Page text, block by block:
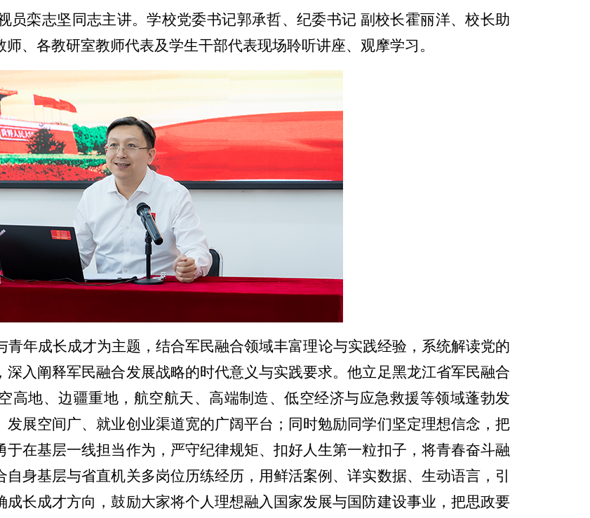
员栾志坚同志主讲。学校党委书记郭承哲、纪委书记 副校长霍丽洋、校长助
、各教研室教师代表及学生干部代表现场聆听讲座、观摩学习。
年成长成才为主题，结合军民融合领域丰富理论与实践经验，系统解读党的
入阐释军民融合发展战略的时代意义与实践要求。他立足黑龙江省军民融合
高地、边疆重地，航空航天、高端制造、低空经济与应急救援等领域蓬勃发
展空间广、就业创业渠道宽的广阔平台；同时勉励同学们坚定理想信念，把
在基层一线担当作为，严守纪律规矩、扣好人生第一粒扣子，将青春奋斗融
身基层与省直机关多岗位历练经历，用鲜活案例、详实数据、生动语言，引
长成才方向，鼓励大家将个人理想融入国家发展与国防建设事业，把思政要